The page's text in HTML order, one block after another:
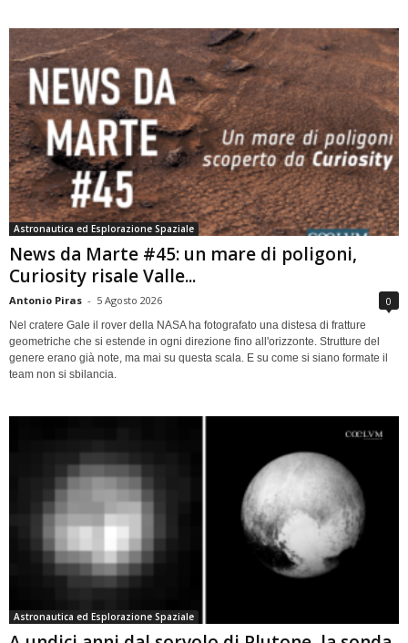
Astronautica ed Esplorazione Spaziale
News da Marte #45: un mare di poligoni,
Curiosity risale Valle...
Antonio Piras - 5 Agosto 2026 0
Nel cratere Gale il rover della NASA ha fotografato una distesa di fratture
geometriche che si estende in ogni direzione fino all'orizzonte. Strutture del
genere erano già note, ma mai su questa scala. E su come si siano formate il
team non si sbilancia.
Astronautica ed Esplorazione Spaziale